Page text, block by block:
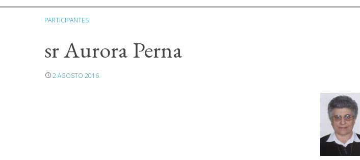
PARTICIPANTES
sr Aurora Perna
2 AGOSTO 2016